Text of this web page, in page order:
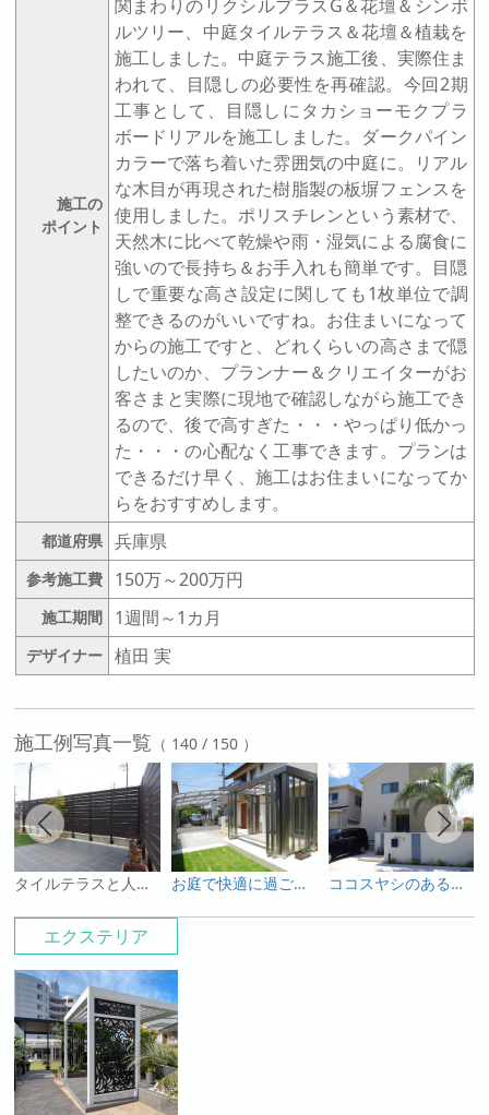
エクステリア
施工の
ポイント
関まわりのリクシルプラスG＆花壇＆シンボ
ルツリー、中庭タイルテラス＆花壇＆植栽を
施工しました。中庭テラス施工後、実際住ま
われて、目隠しの必要性を再確認。今回2期
工事として、目隠しにタカショーモクプラ
ボードリアルを施工しました。ダークパイン
カラーで落ち着いた雰囲気の中庭に。リアル
な木目が再現された樹脂製の板塀フェンスを
使用しました。ポリスチレンという素材で、
天然木に比べて乾燥や雨・湿気による腐食に
強いので長持ち＆お手入れも簡単です。目隠
しで重要な高さ設定に関しても1枚単位で調
整できるのがいいですね。お住まいになって
からの施工ですと、どれくらいの高さまで隠
したいのか、プランナー＆クリエイターがお
客さまと実際に現地で確認しながら施工でき
るので、後で高すぎた・・・やっぱり低かっ
た・・・の心配なく工事できます。プランは
できるだけ早く、施工はお住まいになってか
らをおすすめします。
都道府県 兵庫県
参考施工費 150万～200万円
施工期間 1週間～1カ月
デザイナー 植田 実
施工例写真一覧 （ 140 / 150 ）
タイルテラスと人工芝の中庭をモクプラボードでプライベートガーデンへ お庭で快適に過ごす空間はいかがですか？ ココスヤシのあるホワイトを基調としたリゾート風外構！